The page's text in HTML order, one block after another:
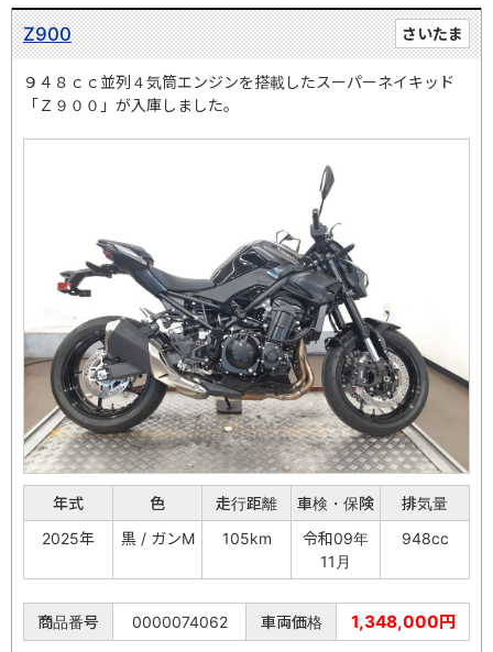
さいたま
Z900
９４８ｃｃ並列４気筒エンジンを搭載したスーパーネイキッド
「Ｚ９００」が入庫しました。
年式 色 走行距離 車検・保険
排気量
2025年
黒 / ガンM 105km
令和09年
11月
948cc
商品番号 0000074062 車両価格 1,348,000円